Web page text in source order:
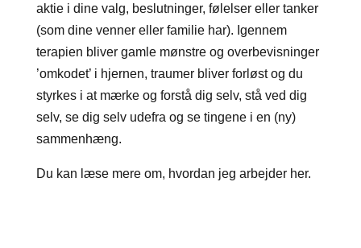
aktie i dine valg, beslutninger, følelser eller tanker
(som dine venner eller familie har). Igennem
terapien bliver gamle mønstre og overbevisninger
’omkodet’ i hjernen, traumer bliver forløst og du
styrkes i at mærke og forstå dig selv, stå ved dig
selv, se dig selv udefra og se tingene i en (ny)
sammenhæng.
Du kan læse mere om, hvordan jeg arbejder her.